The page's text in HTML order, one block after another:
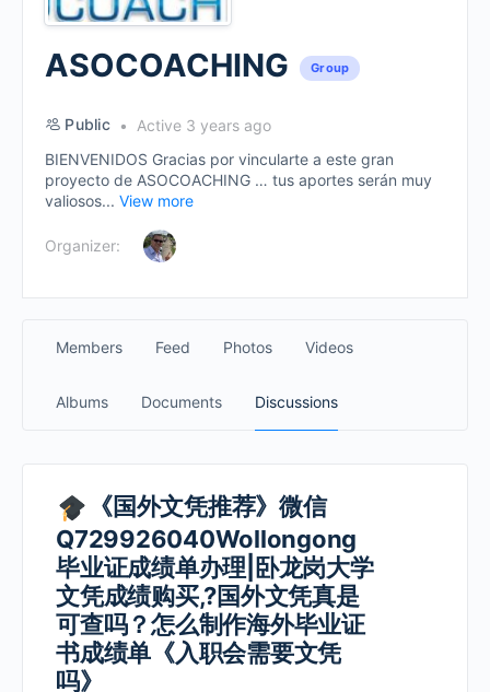
ASOCOACHING Group
Public
Active 3 years ago
BIENVENIDOS Gracias por vincularte a este gran
proyecto de ASOCOACHING … tus aportes serán muy
valiosos... View more
Organizer:
Members Feed Photos Videos
Albums Documents Discussions
《国外文凭推荐》微信
Q729926040Wollongong
毕业证成绩单办理|卧龙岗大学
文凭成绩购买,?国外文凭真是
可查吗？怎么制作海外毕业证
书成绩单《入职会需要文凭
吗》